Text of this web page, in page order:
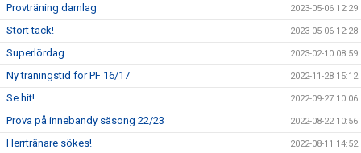
Provträning damlag 2023-05-06 12:29
Stort tack! 2023-05-06 12:28
Superlördag 2023-02-10 08:59
Ny träningstid för PF 16/17 2022-11-28 15:12
Se hit! 2022-09-27 10:06
Prova på innebandy säsong 22/23 2022-08-22 10:56
Herrtränare sökes! 2022-08-11 14:52